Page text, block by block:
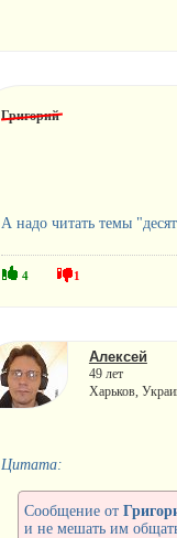
Григорий
А надо читать темы
4 1
Алексей
49 лет
Харьков,
Цитата:
Сообщение от
и не мешать им